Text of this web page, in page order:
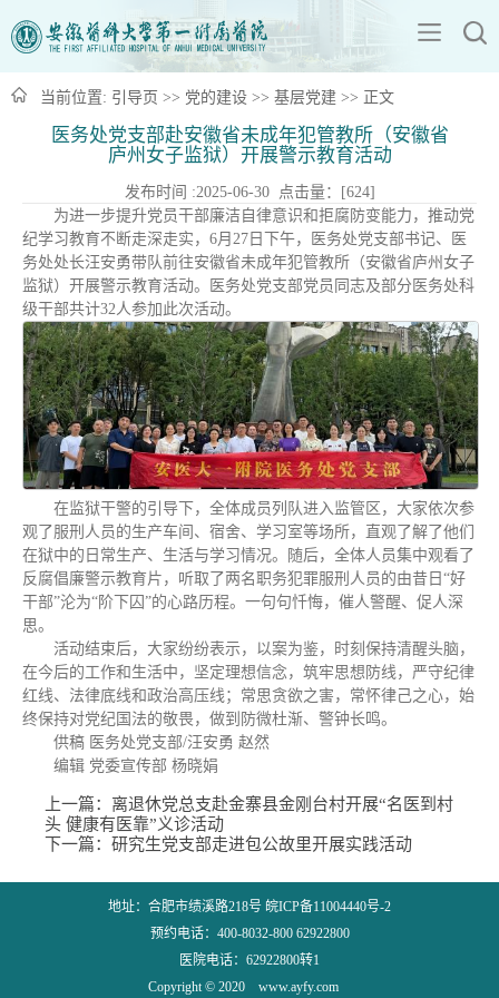
当前位置: 引导页 >> 党的建设 >> 基层党建 >> 正文
医务处党支部赴安徽省未成年犯管教所（安徽省
庐州女子监狱）开展警示教育活动
发布时间 :2025-06-30 点击量：[624]
为进一步提升党员干部廉洁自律意识和拒腐防变能力，推动党
纪学习教育不断走深走实，6月27日下午，医务处党支部书记、医
务处处长汪安勇带队前往安徽省未成年犯管教所（安徽省庐州女子
监狱）开展警示教育活动。医务处党支部党员同志及部分医务处科
级干部共计32人参加此次活动。
在监狱干警的引导下，全体成员列队进入监管区，大家依次参
观了服刑人员的生产车间、宿舍、学习室等场所，直观了解了他们
在狱中的日常生产、生活与学习情况。随后，全体人员集中观看了
反腐倡廉警示教育片，听取了两名职务犯罪服刑人员的由昔日“好
干部”沦为“阶下囚”的心路历程。一句句忏悔，催人警醒、促人深
思。
活动结束后，大家纷纷表示，以案为鉴，时刻保持清醒头脑，
在今后的工作和生活中，坚定理想信念，筑牢思想防线，严守纪律
红线、法律底线和政治高压线；常思贪欲之害，常怀律己之心，始
终保持对党纪国法的敬畏，做到防微杜渐、警钟长鸣。
供稿 医务处党支部/汪安勇 赵然
编辑 党委宣传部 杨晓娟
上一篇： 离退休党总支赴金寨县金刚台村开展“名医到村
头 健康有医靠”义诊活动
下一篇： 研究生党支部走进包公故里开展实践活动
地址：合肥市绩溪路218号 皖ICP备11004440号-2
预约电话：400-8032-800 62922800
医院电话：62922800转1
Copyright © 2020 www.ayfy.com